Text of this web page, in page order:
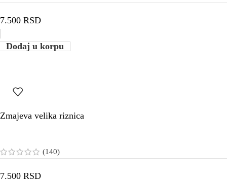
7.500 RSD
Dodaj u korpu
Zmajeva velika riznica
(140)
7.500 RSD